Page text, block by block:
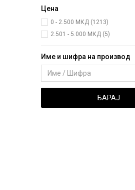
Цена
0 - 2.500 МКД (1213)
2.501 - 5.000 МКД (5)
Име и шифра на производ
БАРАЈ